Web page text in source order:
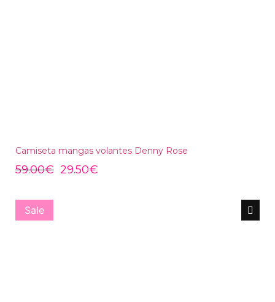
Camiseta mangas volantes Denny Rose
59.00€ 29.50€
Sale